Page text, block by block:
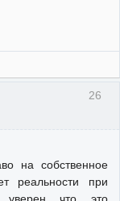
26
на собственное
реальности при